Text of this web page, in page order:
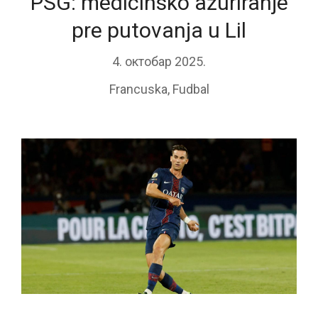
pre putovanja u Lil
4. октобар 2025.
Francuska, Fudbal